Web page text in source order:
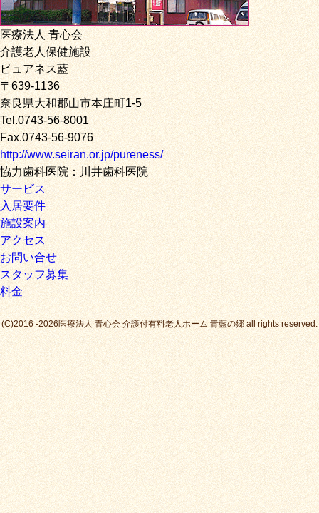
医療法人 青心会
介護老人保健施設
ピュアネス藍
〒639-1136
奈良県大和郡山市本庄町1-5
Tel.0743-56-8001
Fax.0743-56-9076
http://www.seiran.or.jp/pureness/
協力歯科医院：川井歯科医院
サービス
入居要件
施設案内
アクセス
お問い合せ
スタッフ募集
料金
(C)2016 -2026医療法人 青心会 介護付有料老人ホーム 青藍の郷 all rights reserved.